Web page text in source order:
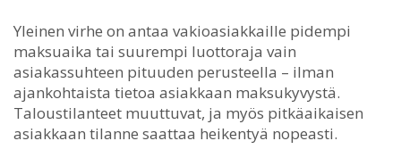
Yleinen virhe on antaa vakioasiakkaille pidempi
maksuaika tai suurempi luottoraja vain
asiakassuhteen pituuden perusteella – ilman
ajankohtaista tietoa asiakkaan maksukyvystä.
Taloustilanteet muuttuvat, ja myös pitkäaikaisen
asiakkaan tilanne saattaa heikentyä nopeasti.